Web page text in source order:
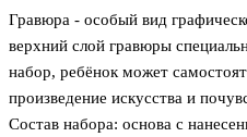
Гравюра - особый вид
верхний слой гравюры
набор, ребёнок может
произведение искусства и
Состав набора: основа с